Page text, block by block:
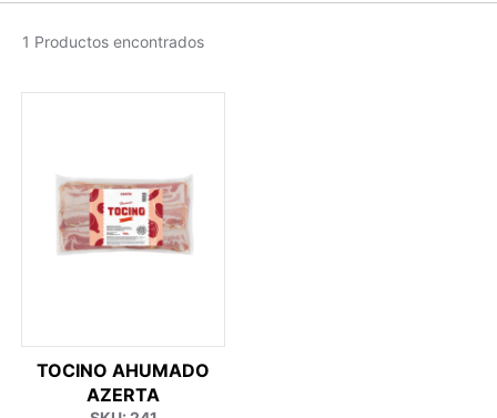
1 Productos encontrados
TOCINO AHUMADO
AZERTA